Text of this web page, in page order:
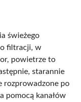
świeżego
filtracji, w
powietrze to
starannie
rozprowadzone po
pomocą kanałów